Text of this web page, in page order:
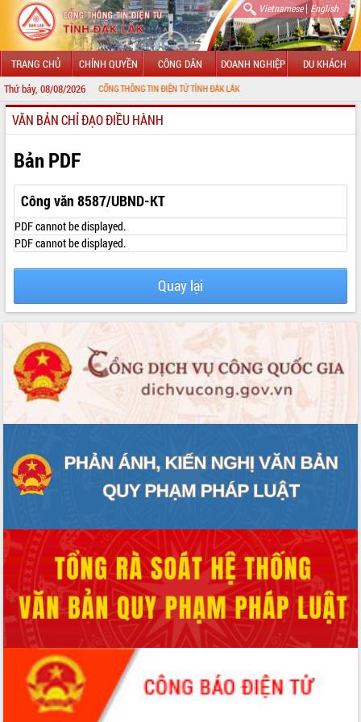
Vietnamese| English
TRANG CHỦ CHÍNH QUYỀN CÔNG DÂN DOANH NGHIỆP DU KHÁCH
Thứ bảy, 08/08/2026
ĐẾN VỚI CỔNG THÔNG TIN ĐIỆN TỬ TỈNH ĐẮK LẮK
GIỚI THIỆU
LÃNH ĐẠO UBND TỈNH
TIN TỨC SỰ KIỆN
SỞ, BAN, NGÀNH
UBND CÁC XÃ, PHƯỜNG
HỆ THỐNG VĂN BẢN
VĂN BẢN HĐND TỈNH
ĐIỂM TIN VĂN BẢN
QUY HOẠCH - KẾ HOẠCH
VĂN BẢN CHỈ ĐẠO ĐIỀU HÀNH
Bản PDF
Công văn 8587/UBND-KT
PDF cannot be displayed.
PDF cannot be displayed.
Quay lại